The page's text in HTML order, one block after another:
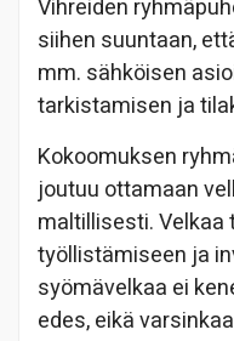
Vihreiden
siihen suuntaan,
mm. sähköisen
tarkistamisen ja
Kokoomuksen
joutuu ottamaan
maltillisesti. Velkaa
työllistämiseen ja
syömävelkaa ei
edes, eikä